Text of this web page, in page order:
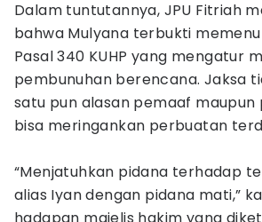
Dalam tuntutannya, JPU Fitriah
bahwa Mulyana terbukti
Pasal 340 KUHP yang mengatur
pembunuhan berencana. Jaksa
satu pun alasan pemaaf
bisa meringankan perbuatan
“Menjatuhkan pidana terhadap
alias Iyan dengan pidana mati,”